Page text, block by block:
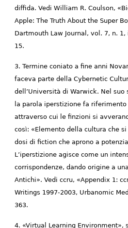
diffida. Vedi William R. Coulson,
Apple: The Truth About the Super
Dartmouth Law Journal, vol. 7, n.
15.
3. Termine coniato a fine anni
faceva parte della Cybernetic
dell’Università di Warwick. Nel
la parola iperstizione fa riferimento
attraverso cui le finzioni si
così: «Elemento della cultura che
dosi di fiction che aprono a
L’iperstizione agisce come un
corrispondenze, dando origine a
Antichi». Vedi ccru, «Appendix 1:
Writings 1997-2003, Urbanomic
363.
4. «Virtual Learning Environment»,